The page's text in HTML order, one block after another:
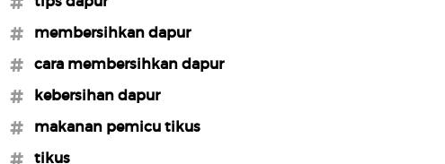
#membersihkan dapur
#cara membersihkan dapur
#kebersihan dapur
#makanan pemicu tikus
#tikus